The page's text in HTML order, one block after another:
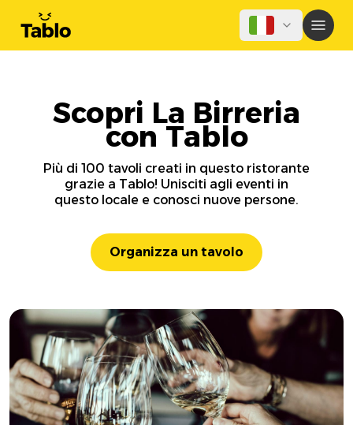
Scopri La Birreria
con Tablo
Più di 100 tavoli creati in questo ristorante
grazie a Tablo! Unisciti agli eventi in
questo locale e conosci nuove persone.
Organizza un tavolo